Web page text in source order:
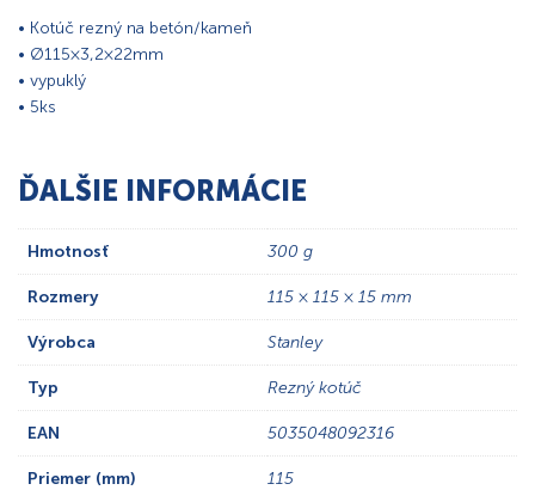
• Kotúč rezný na betón/kameň
• Ø115×3,2×22mm
• vypuklý
• 5ks
ĎALŠIE INFORMÁCIE
Hmotnosť 300 g
Rozmery 115 × 115 × 15 mm
Výrobca Stanley
Typ Rezný kotúč
EAN 5035048092316
Priemer (mm) 115